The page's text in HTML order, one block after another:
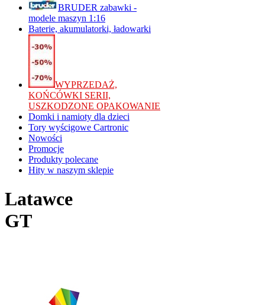
BRUDER zabawki -
modele maszyn 1:16
Baterie, akumulatorki, ładowarki
WYPRZEDAŻ,
KOŃCÓWKI SERII,
USZKODZONE OPAKOWANIE
Domki i namioty dla dzieci
Tory wyścigowe Cartronic
Nowości
Promocje
Produkty polecane
Hity w naszym sklepie
Latawce
GT